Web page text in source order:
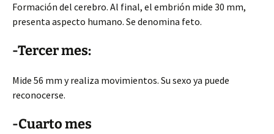
Formación del cerebro. Al final, el embrión mide 30 mm,
presenta aspecto humano. Se denomina feto.
-Tercer mes:
Mide 56 mm y realiza movimientos. Su sexo ya puede
reconocerse.
-Cuarto mes